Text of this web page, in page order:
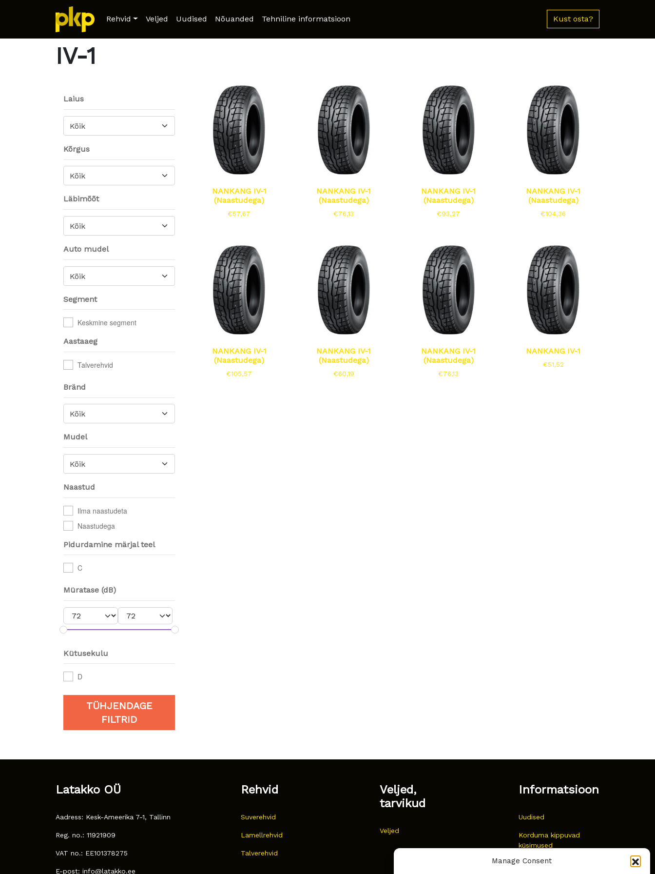
Manage Consent
Rehvid Veljed Uudised Nõuanded Tehniline informatsioon Kust osta?
Home/ Product Model / IV-1
IV-1
NANKANG IV-1
(Naastudega)
€57,67
NANKANG IV-1
(Naastudega)
€76,13
NANKANG IV-1
(Naastudega)
€93,27
NANKANG IV-1
(Naastudega)
€104,36
NANKANG IV-1
(Naastudega)
€105,57
NANKANG IV-1
(Naastudega)
€60,19
NANKANG IV-1
(Naastudega)
€76,13
NANKANG IV-1
€51,52
Laius
Kõik
Kõrgus
Kõik
Läbimõõt
Kõik
Auto mudel
Kõik
Segment
Keskmine segment
Aastaaeg
Talverehvid
Bränd
Kõik
Mudel
Kõik
Naastud
Ilma naastudeta
Naastudega
Pidurdamine märjal teel
C
Müratase (dB)
Kütusekulu
D
TÜHJENDAGE
FILTRID
Latakko OÜ
Aadress: Kesk-Ameerika 7-1, Tallinn
Reg. no.: 11921909
VAT no.: EE101378275
E-post: info@latakko.ee
Rehvid
Suverehvid
Lamellrehvid
Talverehvid
Veljed,
tarvikud
Veljed
Informatsioon
Uudised
Korduma kippuvad
küsimused
Kust osta?